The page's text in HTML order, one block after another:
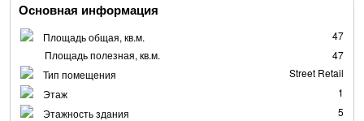
Основная информация
Площадь общая, кв.м.
47
Площадь полезная, кв.м.
47
Тип помещения
Street Retail
Этаж
1
Этажность здания
5